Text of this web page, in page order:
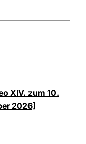
XIV. zum 10.
2026]